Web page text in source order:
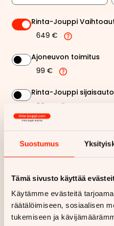
Suostumus
Tämä sivusto käyttää
Käytämme evästeitä
räätälöimiseen, sosiaalisen
tukemiseen ja
Rinta-Jouppi
649 €
Ajoneuvon toimitus
99 €
Rinta-Jouppi
99 €
Kuukausierä
Näytähintaerittely
Haluan myös
Hae